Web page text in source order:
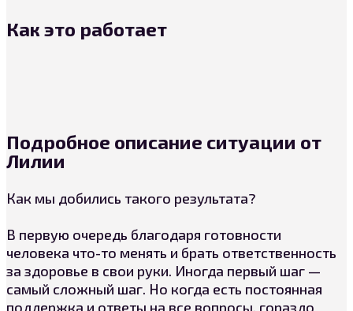
Как это работает
Подробное описание ситуации от
Лилии
Как мы добились такого результата?
В первую очередь благодаря готовности
человека что-то менять и брать ответственность
за здоровье в свои руки. Иногда первый шаг —
самый сложный шаг. Но когда есть постоянная
поддержка и ответы на все вопросы, гораздо